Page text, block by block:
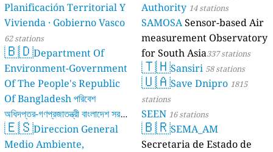
Planificación Territorial Y
Vivienda · Gobierno Vasco
62 stations
🇧🇩Department Of
Environment-Government
Of The People's Republic
Of Bangladesh পরিবেশ
অধিদপ্তর-গণপ্রজাতন্ত্রী বাংলাদেশ সরকার
17 stations
🇪🇸Direccion General
Medio Ambiente,
Authority 14 stations
SAMOSASensor-based Air
measurement Observatory
for South Asia337 stations
🇹🇭Sansiri 58 stations
🇺🇦Save Dnipro 1815
stations
SEEN 16 stations
🇧🇷SEMA_AM
Secretaria de Estado de